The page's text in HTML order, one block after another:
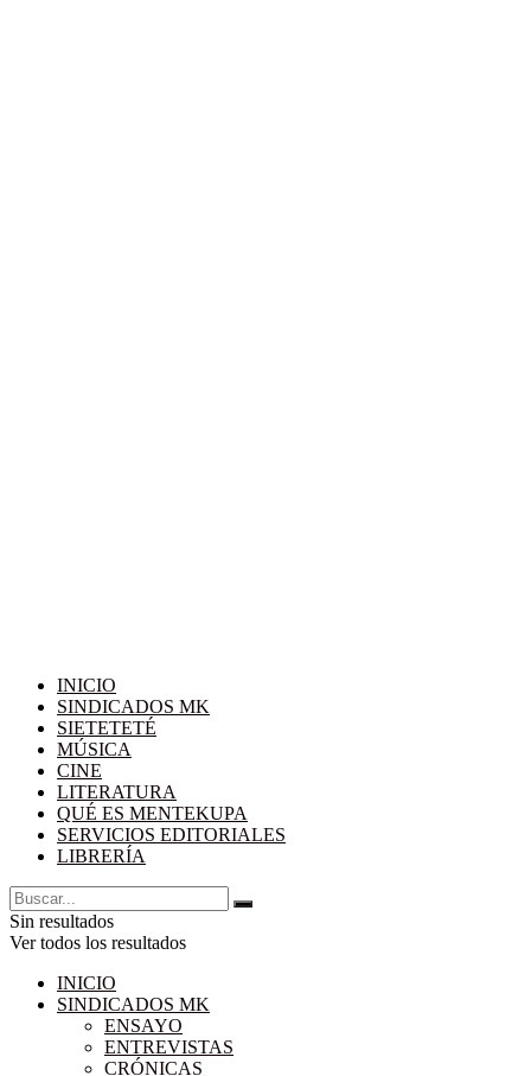
INICIO
SINDICADOS MK
SIETETETÉ
MÚSICA
CINE
LITERATURA
QUÉ ES MENTEKUPA
SERVICIOS EDITORIALES
LIBRERÍA
Sin resultados
Ver todos los resultados
INICIO
SINDICADOS MK
ENSAYO
ENTREVISTAS
CRÓNICAS